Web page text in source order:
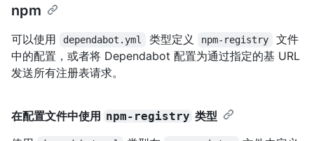
npm
可以使用 dependabot.yml 类型定义 npm-registry
文件
中的配置，或者将 Dependabot 配置为通过指定的基 URL
发送所有注册表请求。
在配置文件中使用 npm-registry 类型